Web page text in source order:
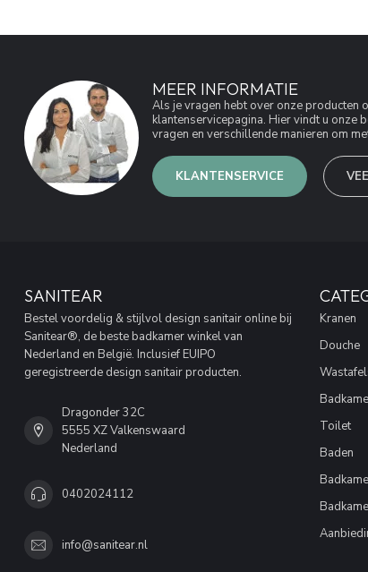
MEER INFORMATIE
Als je vragen hebt over onze producten
klantenservicepagina. Hier vindt u
vragen en verschillende manieren om
KLANTENSERVICE
SANITEAR
Bestel voordelig & stijlvol design sanitair online bij
Sanitear®, de beste badkamer winkel van
Nederland en België. Inclusief EUIPO
geregistreerde design sanitair producten.
Dragonder 32C
5555 XZ Valkenswaard
Nederland
0402024112
info@sanitear.nl
Kranen
Douche
Toilet
Baden